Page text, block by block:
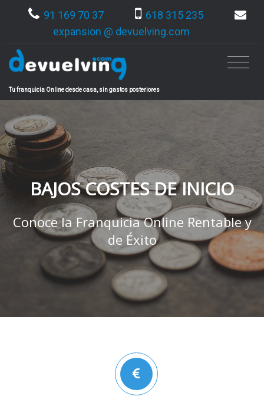
91 169 70 37
618 315 235
expansion @ devuelving.com
Tu franquicia Online desde casa, sin gastos posteriores
BAJOS COSTES DE INICIO
Conoce la Franquicia Online Rentable y
de Éxito